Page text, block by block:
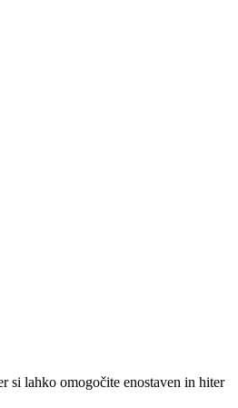
si lahko omogočite enostaven in hiter